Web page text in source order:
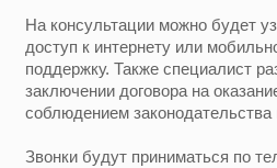
На консультации можно будет
доступ к интернету или
поддержку. Также специалист
заключении договора на
соблюдением законодательства
Звонки будут приниматься по